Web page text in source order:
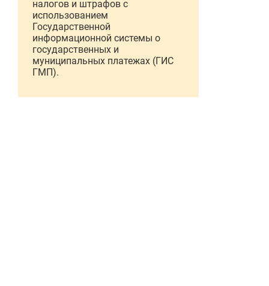
налогов и штрафов с
использованием
Государственной
информационной системы о
государственных и
муниципальных платежах (ГИС
ГМП).